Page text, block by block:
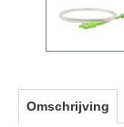
Omschrijving